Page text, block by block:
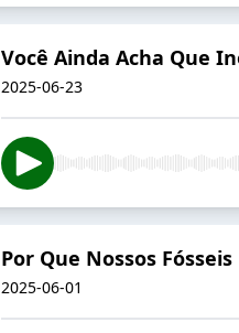
Você Ainda Acha Que
2025-06-23
Por Que Nossos
2025-06-01